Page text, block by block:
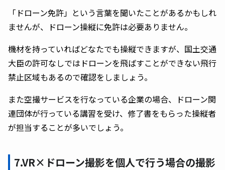
「ドローン免許」という言葉を聞いたことがあるかもしれ
ませんが、ドローン操縦に免許は必要ありません。
機材を持っていればどなたでも操縦できますが、国土交通
大臣の許可なしではドローンを飛ばすことができない飛行
禁止区域もあるので確認をしましょう。
また空撮サービスを行なっている企業の場合、ドローン関
連団体が行っている講習を受け、修了書をもらった操縦者
が担当することが多いでしょう。
7.VR×ドローン撮影を個人で行う場合の撮影